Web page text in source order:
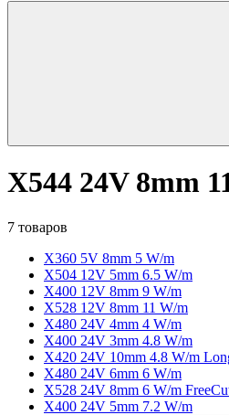
X544 24V 8mm
7 товаров
X360 5V 8mm 5 W/m
X504 12V 5mm 6.5 W/m
X400 12V 8mm 9 W/m
X528 12V 8mm 11 W/m
X480 24V 4mm 4 W/m
X400 24V 3mm 4.8 W/m
X420 24V 10mm 4.8 W/m
X480 24V 6mm 6 W/m
X528 24V 8mm 6 W/m
X400 24V 5mm 7.2 W/m